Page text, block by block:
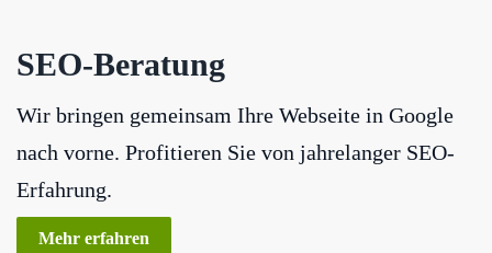
SEO-Beratung
Wir bringen gemeinsam Ihre Webseite in Google
nach vorne. Profitieren Sie von jahrelanger SEO-
Erfahrung.
Mehr erfahren